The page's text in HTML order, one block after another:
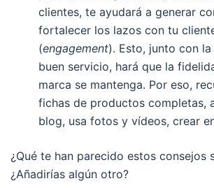
clientes, te ayudará a generar
fortalecer los lazos con tu
(engagement). Esto, junto con
buen servicio, hará que la
marca se mantenga. Por eso,
fichas de productos completas,
blog, usa fotos y vídeos, crear
¿Qué te han parecido estos consejos
¿Añadirías algún otro?